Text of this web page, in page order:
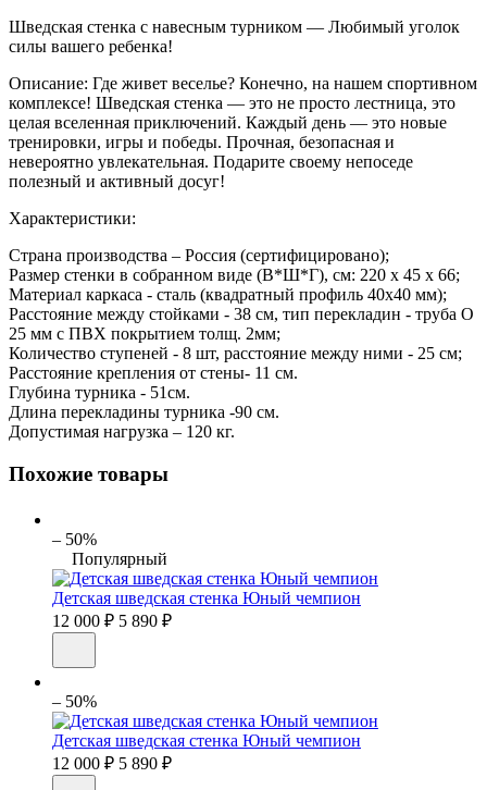
Шведская стенка с навесным турником — Любимый уголок
силы вашего ребенка!
Описание: Где живет веселье? Конечно, на нашем спортивном
комплексе! Шведская стенка — это не просто лестница, это
целая вселенная приключений. Каждый день — это новые
тренировки, игры и победы. Прочная, безопасная и
невероятно увлекательная. Подарите своему непоседе
полезный и активный досуг!
Характеристики:
Страна производства – Россия (сертифицировано);
Размер стенки в собранном виде (В*Ш*Г), см: 220 х 45 х 66;
Материал каркаса - сталь (квадратный профиль 40х40 мм);
Расстояние между стойками - 38 см, тип перекладин - труба O
25 мм с ПВХ покрытием толщ. 2мм;
Количество ступеней - 8 шт, расстояние между ними - 25 см;
Расстояние крепления от стены- 11 см.
Глубина турника - 51см.
Длина перекладины турника -90 см.
Допустимая нагрузка – 120 кг.
Похожие товары
– 50%
Популярный
Детская шведская стенка Юный чемпион
12 000 ₽ 5 890 ₽
– 50%
Детская шведская стенка Юный чемпион
12 000 ₽ 5 890 ₽